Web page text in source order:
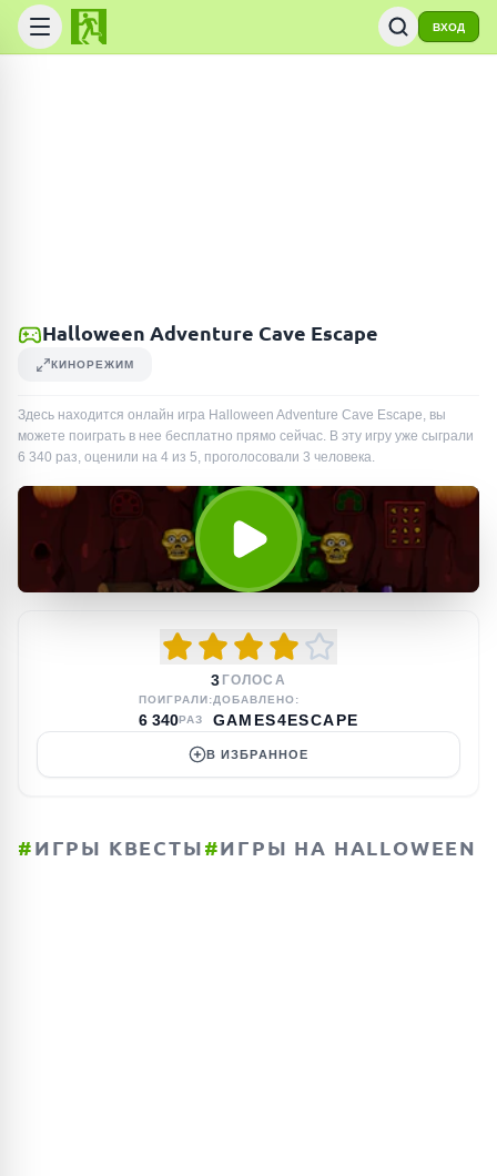
ВХОД
Halloween Adventure Cave Escape
КИНОРЕЖИМ
Здесь находится онлайн игра Halloween Adventure Cave Escape, вы
можете поиграть в нее бесплатно прямо сейчас. В эту игру уже сыграли
6 340 раз, оценили на 4 из 5, проголосовали 3 человека.
3 ГОЛОСА
ПОИГРАЛИ:
6 340РАЗ
ДОБАВЛЕНО:
GAMES4ESCAPE
В ИЗБРАННОЕ
#ИГРЫ КВЕСТЫ#ИГРЫ НА HALLOWEEN